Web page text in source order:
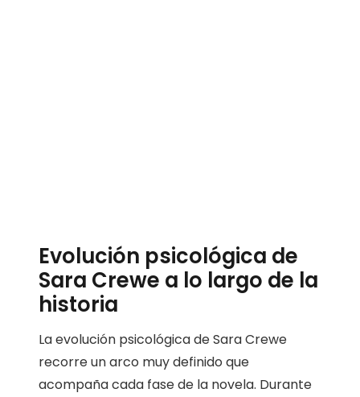
Evolución psicológica de
Sara Crewe a lo largo de la
historia
La evolución psicológica de Sara Crewe
recorre un arco muy definido que
acompaña cada fase de la novela. Durante